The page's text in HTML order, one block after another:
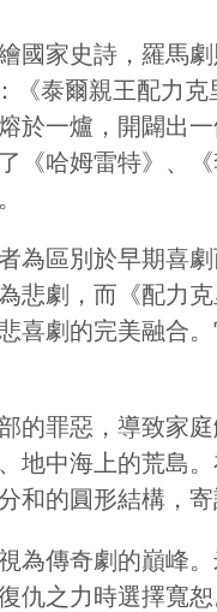
國家史詩，羅馬
泰爾親王配力
於一爐，開闢出
《哈姆雷特》、
為區別於早期喜
悲劇，而《配力
喜劇的完美融合
的罪惡，導致家
地中海上的荒島
的圓形結構，寄
為傳奇劇的巔
仇之力時選擇寬